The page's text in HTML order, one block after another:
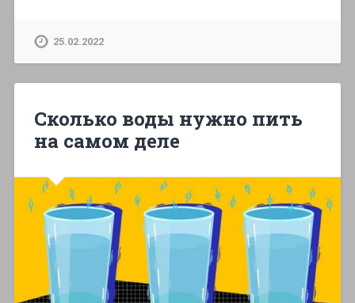
25.02.2022
Сколько воды нужно пить
на самом деле